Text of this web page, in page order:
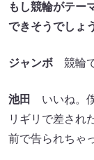
もし競輪がテー
できそうでしょ
ジャンボ 競輪
池田
いいね。
リギリで差され
前で告られちゃ